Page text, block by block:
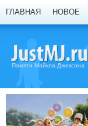
ГЛАВНАЯ НОВОЕ
Памяти Майкла Джексона